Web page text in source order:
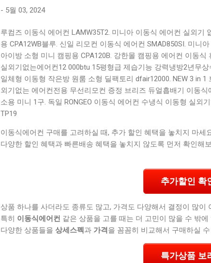
- 5월 03, 2024
루컴즈 이동식 에어컨 LAMW35T2. 미니아 이동식 에어컨 실외
용 CPA12WB블루. 신일 리모컨 이동식 에어컨 SMAD850SI. 미
아이방 소형 미니 캠핑용 CPA120B. 강한몰 캠핑용 에어컨 이동
실외기없는에어컨12 000btu 15평형급 제습기능 강력냉방2년무
일체형 이동형 작은방 원룸 소형 딜팩토리 dfair12000. NEW 3 in
외기없는 에어컨전용 무선리모컨 증정 브리즈 듀얼흡배기 이동
소용 미니 1구. 독일 RONGEO 이동식 에어컨 수냉식 이동형 실외
TP19
이동식에어컨 구매를 고려하실 때, 추가 할인 혜택을 놓치지 마세
다양한 할인 혜택과 빠른배송 혜택을 놓치지 않도록 먼저 확인해
추가할인 확
상품 하나를 사더라도 종류도 많고, 가격도 다양해서 결정이 많이
특히 이동식에어컨 같은 상품을 고를 때는 더 고민이 많을 수 밖에
다양한 상품들을 상세스펙 과 가격 을 꼼꼼히 비교해서 구매하실
특가상품 보